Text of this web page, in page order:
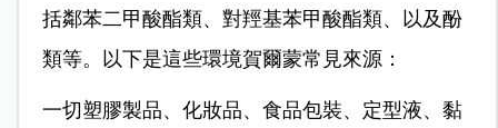
括鄰苯二甲酸酯類、對羥基苯甲酸酯類、以及酚
類等。以下是這些環境賀爾蒙常見來源：
一切塑膠製品、化妝品、食品包裝、定型液、黏